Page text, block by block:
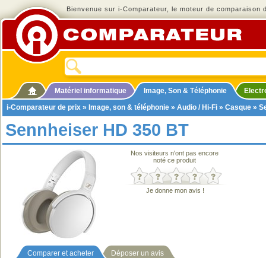
Bienvenue sur i-Comparateur, le moteur de comparaison
Matériel informatique Image, Son & Téléphonie
i-Comparateur de prix » Image, son & téléphonie » Audio / Hi-Fi » Casque »
Sennheiser HD 350 BT
Nos visiteurs n'ont pas encore
noté ce produit
Je donne mon avis !
Comparer et acheter Déposer un avis